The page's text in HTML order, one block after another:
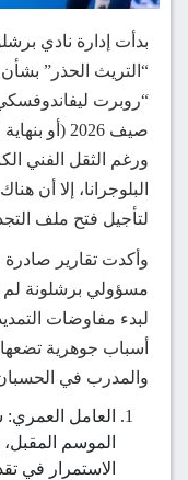
بدأت إدارة نادي
“التريث الحذر”
“روبرت
صيف 2026
ورغم الثقل الفني
البلوجرانا، إلا أن
لتأجيل فتح ملف
وأكدت تقارير صادرة
مسؤولي برشلونة لم
لبدء مفاوضات
أسباب جوهرية تضعها
والمدرب في
الموسم
الاستمرار في